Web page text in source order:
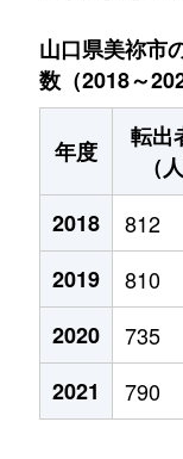
山口県美祢市
数（2018～
年度
転出
（
2018
812
2019
810
2020
735
2021
790